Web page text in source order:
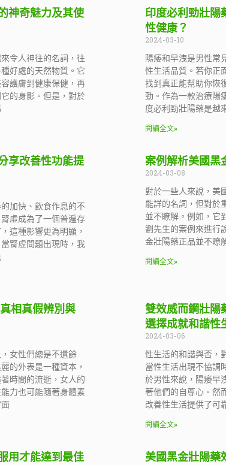
神奇魅力及其使
令人神往的名詞，往
好處的天然物質。它
護膚到健康保健，再
的身影。但是，對於
印度必利勁壯陽
性健康？
2024-03-10
陽痿和早洩是男性常
性生活品質。若你正
找到真正能幫助你恢
勁。作為一款治療陽
度必利勁壯陽藥是越
閱讀全文»
享改善性功能提
加快、飲食作息的不
虛成為了一個普遍存
這種影響更為明顯，
腎虛問題出現時，我
案例解析美國黑
2024-03-08
對於一些人來說，美
能詳的名詞，但對於
並不瞭解。例如，它
劉先生的案例來進行
金壯陽藥正品並不瞭
閱讀全文»
相真假辨別與
女性們總是不遺餘
的外表是一種資本，
時間的流逝，女人的
力也可能隨著身體素
雙效威而鋼壯陽
選擇成就和諧性
2024-03-06
性生活的和諧與否，
當性生活出現不協調
於男性來說，陽痿早
著他們的自尊心。然
改善性生活提供了可
閱讀全文»
用才能達到最佳
美國黑金壯陽藥